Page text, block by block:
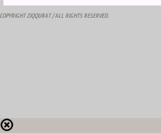
ZIQQURAT/ ALL RIGHTS RESERVED.